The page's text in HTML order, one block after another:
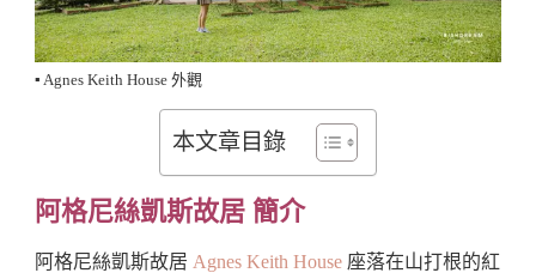
▪️ Agnes Keith House 外觀
本文章目錄
阿格尼絲凱斯故居 簡介
阿格尼絲凱斯故居 Agnes Keith House 座落在山打根的紅